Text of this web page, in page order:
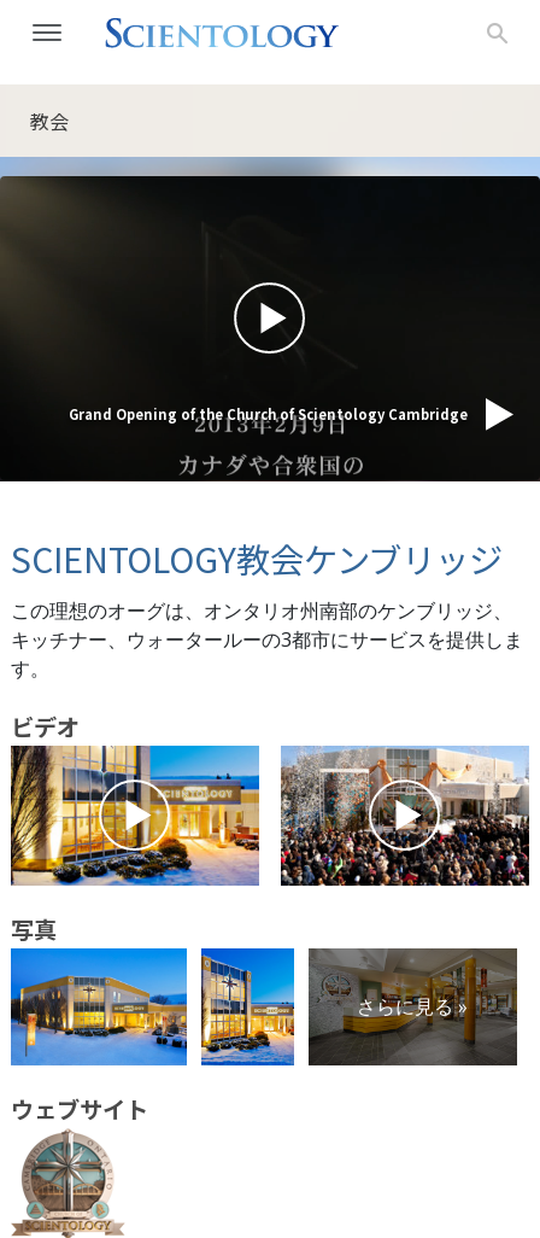
教会
Grand Opening of the Church of Scientology Cambridge
SCIENTOLOGY教会ケンブリッジ
この理想のオーグは、オンタリオ州南部のケンブリッジ、
キッチナー、ウォータールーの3都市にサービスを提供しま
す。
ビデオ
写真
さらに見る »
ウェブサイト